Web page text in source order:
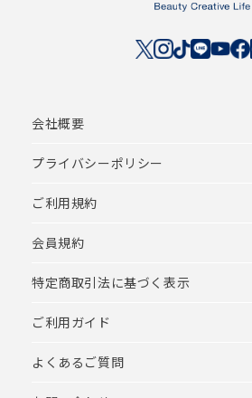
会社概要
プライバシーポリシー
ご利用規約
会員規約
特定商取引法に基づく表示
ご利用ガイド
よくあるご質問